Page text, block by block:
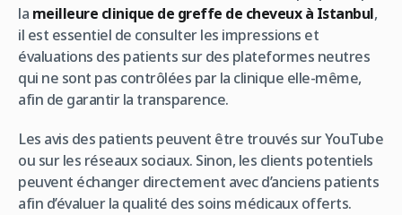
la meilleure clinique de greffe de cheveux à Istanbul,
il est essentiel de consulter les impressions et
évaluations des patients sur des plateformes neutres
qui ne sont pas contrôlées par la clinique elle-même,
afin de garantir la transparence.
Les avis des patients peuvent être trouvés sur YouTube
ou sur les réseaux sociaux. Sinon, les clients potentiels
peuvent échanger directement avec d’anciens patients
afin d’évaluer la qualité des soins médicaux offerts.